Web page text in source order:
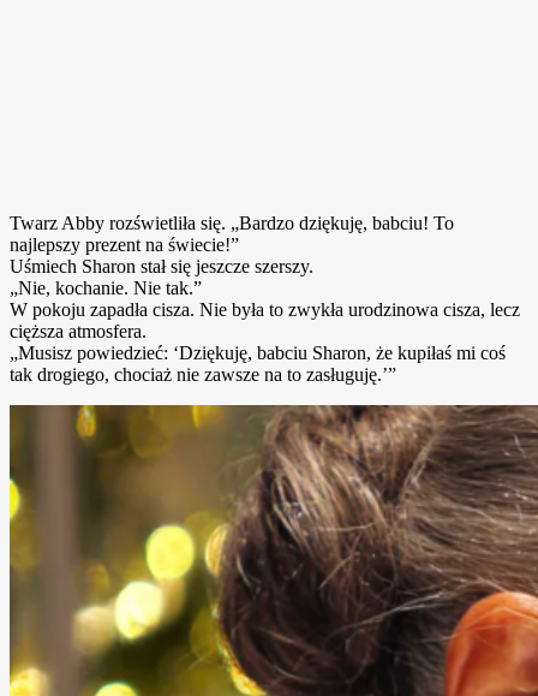
Twarz Abby rozświetliła się. „Bardzo dziękuję, babciu! To
najlepszy prezent na świecie!”
Uśmiech Sharon stał się jeszcze szerszy.
„Nie, kochanie. Nie tak.”
W pokoju zapadła cisza. Nie była to zwykła urodzinowa cisza, lecz
cięższa atmosfera.
„Musisz powiedzieć: ‘Dziękuję, babciu Sharon, że kupiłaś mi coś
tak drogiego, chociaż nie zawsze na to zasługuję.’”